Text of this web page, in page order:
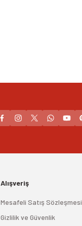
Alışveriş
Mesafeli Satış Sözleşmesi
Gizlilik ve Güvenlik